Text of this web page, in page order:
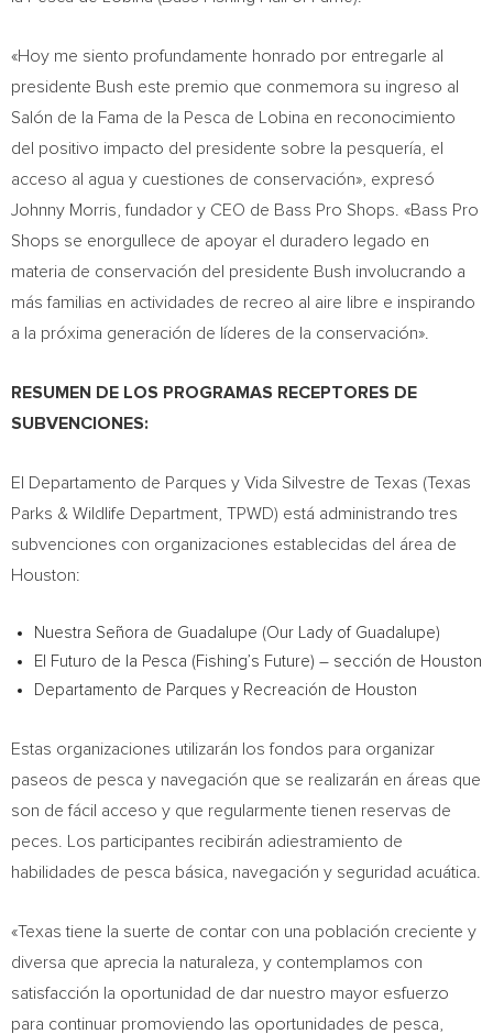
«Hoy me siento profundamente honrado por entregarle al
presidente Bush este premio que conmemora su ingreso al
Salón de la Fama de la Pesca de Lobina en reconocimiento
del positivo impacto del presidente sobre la pesquería, el
acceso al agua y cuestiones de conservación», expresó
Johnny Morris , fundador y CEO de Bass Pro Shops. «Bass Pro
Shops se enorgullece de apoyar el duradero legado en
materia de conservación del presidente Bush involucrando a
más familias en actividades de recreo al aire libre e inspirando
a la próxima generación de líderes de la conservación».
RESUMEN DE LOS PROGRAMAS RECEPTORES DE
SUBVENCIONES:
El Departamento de Parques y Vida Silvestre de Texas (Texas
Parks & Wildlife Department, TPWD) está administrando tres
subvenciones con organizaciones establecidas del área de
Houston:
Nuestra Señora de Guadalupe (Our Lady of Guadalupe)
El Futuro de la Pesca (Fishing’s Future) – sección de Houston
Departamento de Parques y Recreación de Houston
Estas organizaciones utilizarán los fondos para organizar
paseos de pesca y navegación que se realizarán en áreas que
son de fácil acceso y que regularmente tienen reservas de
peces. Los participantes recibirán adiestramiento de
habilidades de pesca básica, navegación y seguridad acuática.
«Texas tiene la suerte de contar con una población creciente y
diversa que aprecia la naturaleza, y contemplamos con
satisfacción la oportunidad de dar nuestro mayor esfuerzo
para continuar promoviendo las oportunidades de pesca,